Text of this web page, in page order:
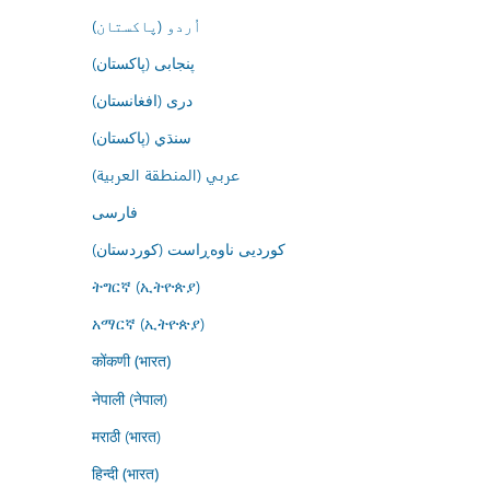
اُردو (پاکستان)
پنجابی (پاکستان)
درى (افغانستان)
سنڌي (پاکستان)
عربي (المنطقة العربية)
فارسى
کوردیی ناوەڕاست (کوردستان)
ትግርኛ (ኢትዮጵያ)
አማርኛ (ኢትዮጵያ)
कोंकणी (भारत)
नेपाली (नेपाल)
मराठी (भारत)
हिन्दी (भारत)